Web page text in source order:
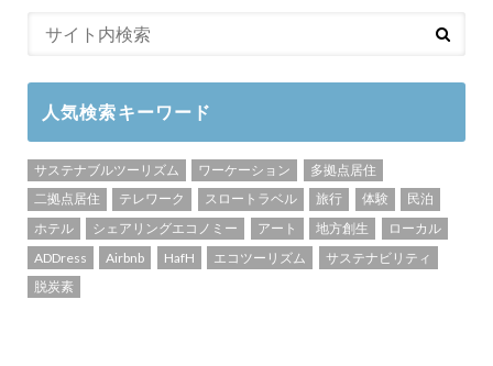
人気検索キーワード
サステナブルツーリズム ワーケーション
多拠点居住
二拠点居住
テレワーク スロートラベル 旅行 体験
民泊
ホテル
シェアリングエコノミー アート 地方創生
ローカル
ADDress
Airbnb HafH エコツーリズム
サステナビリティ
脱炭素